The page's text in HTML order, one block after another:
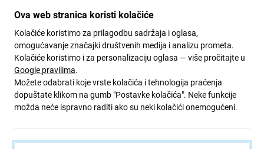
Samsung
S26, GH97-31457A, Genuine
Service Pack
243,88 €
NA ČEKANJU
Samsung
GH96-20823A, Genuine
Service Pack
35,55 €
Ova web stranica koristi kolačiće
Kolačiće koristimo za prilagodbu sadržaja i oglasa,
omogućavanje značajki društvenih medija i analizu prometa.
Kolačiće koristimo i za personalizaciju oglasa — više pročitajte u
Google pravilima.
Možete odabrati koje vrste kolačića i tehnologija praćenja
dopuštate klikom na gumb "Postavke kolačića". Neke funkcije
možda neće ispravno raditi ako su neki kolačići onemogućeni.